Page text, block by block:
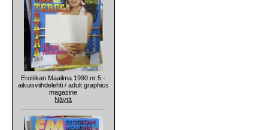
Erotiikan Maailma 1990 nr 5 -
aikuisviihdelehti / adult graphics
magazine
Näytä